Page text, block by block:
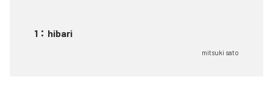
1 ： hibari
mitsuki sato